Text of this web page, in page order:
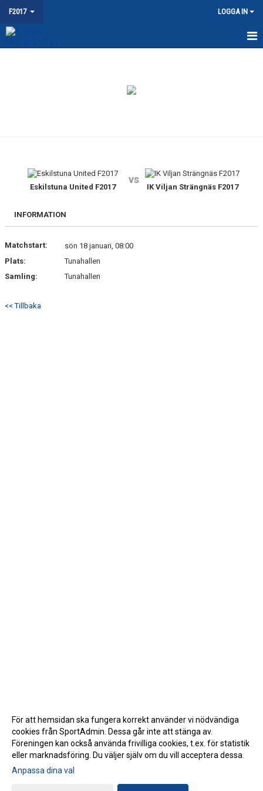
F2017 LOGGA IN
BILDGALLERI
DOKUMENT
Eskilstuna United F2017
vs
IK Viljan Strängnäs F2017
INFORMATION
Matchstart:
sön 18 januari, 08:00
Plats:
Tunahallen
Samling:
Tunahallen
<< Tillbaka
Gå till Webbversion
För att hemsidan ska fungera korrekt använder vi nödvändiga
cookies från SportAdmin. Dessa går inte att stänga av.
Föreningen kan också använda frivilliga cookies, t.ex. för statistik
eller marknadsföring. Du väljer själv om du vill acceptera dessa.
Anpassa dina val